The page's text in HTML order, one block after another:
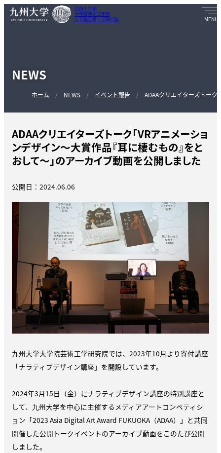
芸術工学部
大学院芸術工学府
大学院芸術工学研究院
NEWS
ホーム NEWS イベント報告 ADAAクリエイターズトー
ADAAクリエイターズトーク「VRアニメーショ
ンデザイン～大賞作品『耳に棲むもの』をと
おして～」のアーカイブ動画を公開しました
公開日：2024.06.06
九州大学大学院芸術工学研究院では、2023年10月より寄付講座
「ナラティブデザイン講座」を開設しています。
2024年3月15日（金）にナラティブデザイン講座の特別講座と
して、九州大学を中心に主催するメディアアートコンペティシ
ョン「2023 Asia Digital Art Award FUKUOKA（ADAA）」と共同
開催した公開トークイベントのアーカイブ動画をこのたび公開
しました。